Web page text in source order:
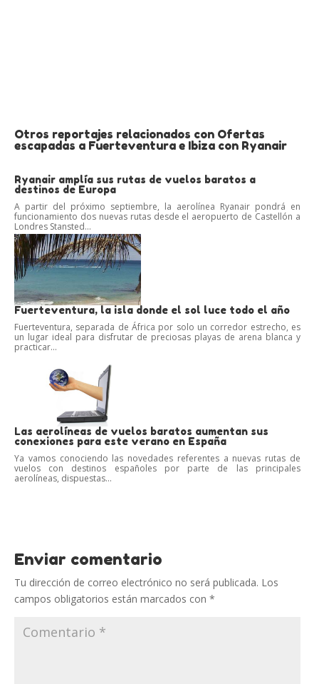
Otros reportajes relacionados con Ofertas
escapadas a Fuerteventura e Ibiza con Ryanair
Ryanair amplía sus rutas de vuelos baratos a
destinos de Europa
A partir del próximo septiembre, la aerolínea Ryanair pondrá en
funcionamiento dos nuevas rutas desde el aeropuerto de Castellón a
Londres Stansted...
Fuerteventura, la isla donde el sol luce todo el año
Fuerteventura, separada de África por solo un corredor estrecho, es
un lugar ideal para disfrutar de preciosas playas de arena blanca y
practicar...
Las aerolíneas de vuelos baratos aumentan sus
conexiones para este verano en España
Ya vamos conociendo las novedades referentes a nuevas rutas de
vuelos con destinos españoles por parte de las principales
aerolíneas, dispuestas...
Enviar comentario
Tu dirección de correo electrónico no será publicada. Los
campos obligatorios están marcados con *